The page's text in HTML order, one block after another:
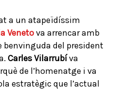
a un atapeïdíssim
Venetova arrencar amb
benvinguda del president
Carles Vilarrubíva
de l’homenatge i va
estratègic que l’actual